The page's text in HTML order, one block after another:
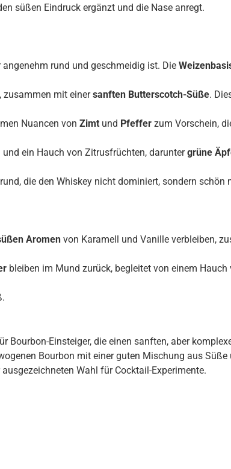
süßen Eindruck ergänzt und die Nase anregt.
rund und geschmeidig ist. Die
zusammen mit einersanften Butterscotch-Süße.
Nuancen von Zimt und Pfeffer zum Vorschein,
ein Hauch von Zitrusfrüchten, daruntergrüne
die den Whiskey nicht dominiert, sondern schön
Aromen von Karamell und Vanille verbleiben,
bleiben im Mund zurück, begleitet von einem Hauch
Bourbon-Einsteiger, die einen sanften, aber
Bourbon mit einer guten Mischung aus Süße
Wahl für Cocktail-Experimente.